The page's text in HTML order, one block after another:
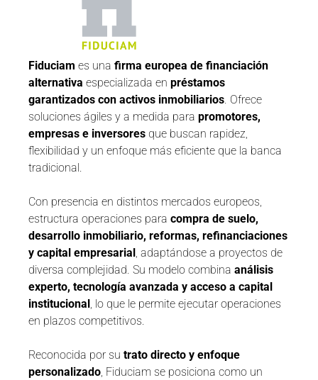
Fiduciam es una firma europea de financiación
alternativa especializada en préstamos
garantizados con activos inmobiliarios. Ofrece
soluciones ágiles y a medida para promotores,
empresas e inversores que buscan rapidez,
flexibilidad y un enfoque más eficiente que la banca
tradicional.
Con presencia en distintos mercados europeos,
estructura operaciones para compra de suelo,
desarrollo inmobiliario, reformas, refinanciaciones
y capital empresarial , adaptándose a proyectos de
diversa complejidad. Su modelo combina análisis
experto, tecnología avanzada y acceso a capital
institucional , lo que le permite ejecutar operaciones
en plazos competitivos.
Reconocida por su trato directo y enfoque
personalizado, Fiduciam se posiciona como un